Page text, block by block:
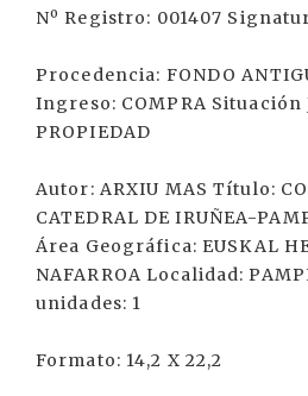
Nº Registro: 001407
Procedencia: FONDO
Ingreso: COMPRA Situación
PROPIEDAD
Autor: ARXIU MAS Título:
CATEDRAL DE IRUÑEA-
Área Geográfica: EUSKAL
NAFARROA Localidad:
unidades: 1
Formato: 14,2 X 22,2